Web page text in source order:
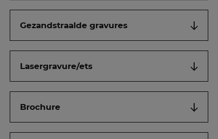
Gezandstraalde gravures
Lasergravure/ets
Brochure